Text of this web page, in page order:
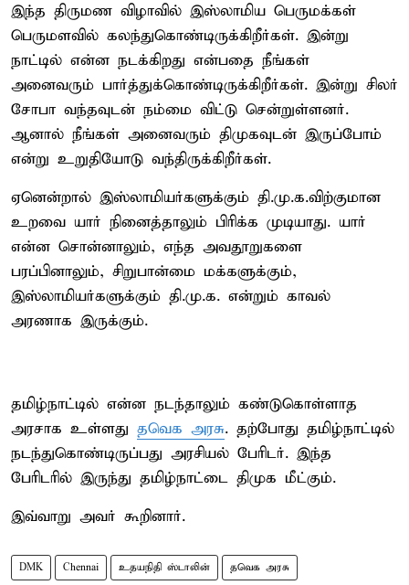
இந்த திருமண விழாவில் இஸ்லாமிய பெருமக்கள்
பெருமளவில் கலந்துகொண்டிருக்கிறீர்கள். இன்று
நாட்டில் என்ன நடக்கிறது என்பதை நீங்கள்
அனைவரும் பார்த்துக்கொண்டிருக்கிறீர்கள். இன்று சிலர்
சோபா வந்தவுடன் நம்மை விட்டு சென்றுள்ளனர்.
ஆனால் நீங்கள் அனைவரும் திமுகவுடன் இருப்போம்
என்று உறுதியோடு வந்திருக்கிறீர்கள்.
ஏனென்றால் இஸ்லாமியர்களுக்கும் தி.மு.க.விற்குமான
உறவை யார் நினைத்தாலும் பிரிக்க முடியாது. யார்
என்ன சொன்னாலும், எந்த அவதூறுகளை
பரப்பினாலும், சிறுபான்மை மக்களுக்கும்,
இஸ்லாமியர்களுக்கும் தி.மு.க. என்றும் காவல்
அரணாக இருக்கும்.
தமிழ்நாட்டில் என்ன நடந்தாலும் கண்டுகொள்ளாத
அரசாக உள்ளது தவெக அரசு. தற்போது தமிழ்நாட்டில்
நடந்துகொண்டிருப்பது அரசியல் பேரிடர். இந்த
பேரிடரில் இருந்து தமிழ்நாட்டை திமுக மீட்கும்.
இவ்வாறு அவர் கூறினார்.
DMK Chennai உதயநிதி ஸ்டாலின் தவெக அரசு